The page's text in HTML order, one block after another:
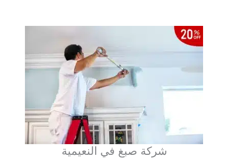
شركة صبغ في النعيمية